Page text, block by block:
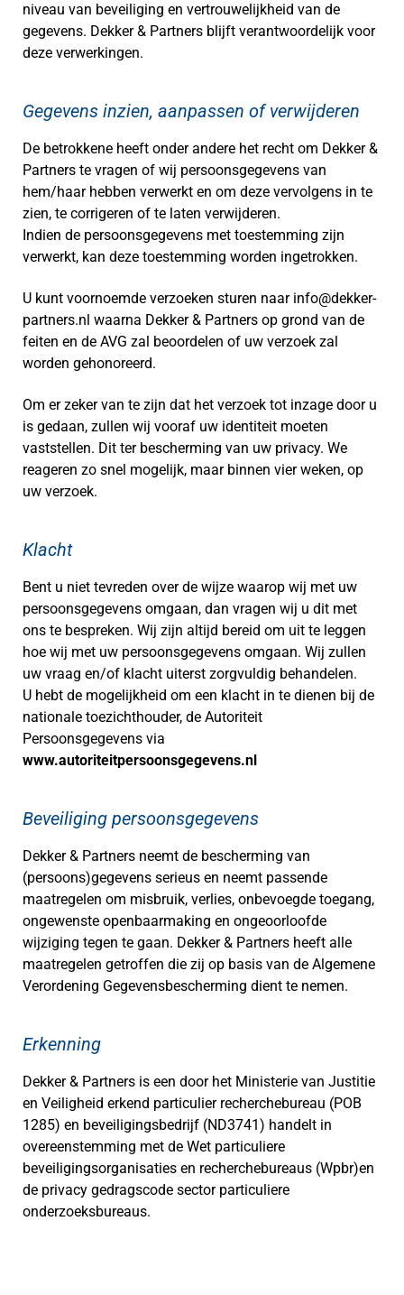
niveau van beveiliging en vertrouwelijkheid van de
gegevens. Dekker & Partners blijft verantwoordelijk voor
deze verwerkingen.
Gegevens inzien, aanpassen of verwijderen
De betrokkene heeft onder andere het recht om Dekker &
Partners te vragen of wij persoonsgegevens van
hem/haar hebben verwerkt en om deze vervolgens in te
zien, te corrigeren of te laten verwijderen.
Indien de persoonsgegevens met toestemming zijn
verwerkt, kan deze toestemming worden ingetrokken.
U kunt voornoemde verzoeken sturen naar info@dekker-
partners.nl waarna Dekker & Partners op grond van de
feiten en de AVG zal beoordelen of uw verzoek zal
worden gehonoreerd.
Om er zeker van te zijn dat het verzoek tot inzage door u
is gedaan, zullen wij vooraf uw identiteit moeten
vaststellen. Dit ter bescherming van uw privacy. We
reageren zo snel mogelijk, maar binnen vier weken, op
uw verzoek.
Klacht
Bent u niet tevreden over de wijze waarop wij met uw
persoonsgegevens omgaan, dan vragen wij u dit met
ons te bespreken. Wij zijn altijd bereid om uit te leggen
hoe wij met uw persoonsgegevens omgaan. Wij zullen
uw vraag en/of klacht uiterst zorgvuldig behandelen.
U hebt de mogelijkheid om een klacht in te dienen bij de
nationale toezichthouder, de Autoriteit
Persoonsgegevens via
www.autoriteitpersoonsgegevens.nl
Beveiliging persoonsgegevens
Dekker & Partners neemt de bescherming van
(persoons)gegevens serieus en neemt passende
maatregelen om misbruik, verlies, onbevoegde toegang,
ongewenste openbaarmaking en ongeoorloofde
wijziging tegen te gaan. Dekker & Partners heeft alle
maatregelen getroffen die zij op basis van de Algemene
Verordening Gegevensbescherming dient te nemen.
Erkenning
Dekker & Partners is een door het Ministerie van Justitie
en Veiligheid erkend particulier recherchebureau (POB
1285) en beveiligingsbedrijf (ND3741) handelt in
overeenstemming met de Wet particuliere
beveiligingsorganisaties en recherchebureaus (Wpbr)en
de privacy gedragscode sector particuliere
onderzoeksbureaus.